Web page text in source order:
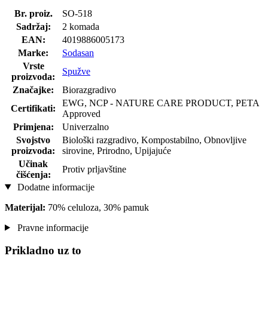
Br. proiz.
SO-518
Sadržaj:
2 komada
EAN:
4019886005173
Marke:
Sodasan
Vrste
proizvoda:
Spužve
Značajke:
Biorazgradivo
Certifikati:
EWG, NCP - NATURE CARE PRODUCT, PETA
Approved
Primjena:
Univerzalno
Svojstvo
proizvoda:
Biološki razgradivo, Kompostabilno, Obnovljive
sirovine, Prirodno, Upijajuće
Učinak
čišćenja:
Protiv prljavštine
Dodatne informacije
Materijal: 70% celuloza, 30% pamuk
Pravne informacije
Prikladno uz to